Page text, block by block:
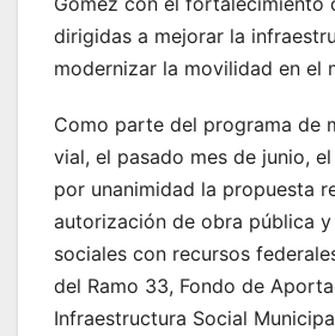
dirigidas a mejorar la
modernizar la movilidad en el
Como parte del programa de
vial, el pasado mes de junio,
por unanimidad la propuesta
autorización de obra pública
sociales con recursos
del Ramo 33, Fondo de
Infraestructura Social